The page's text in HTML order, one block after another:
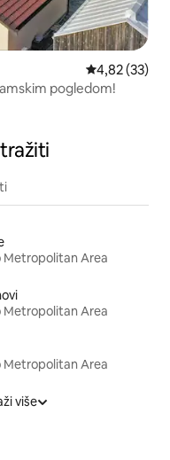
Prosječna
4,82 (33)
pogledom!
Metropolitan Area
Metropolitan Area
Metropolitan Area
više